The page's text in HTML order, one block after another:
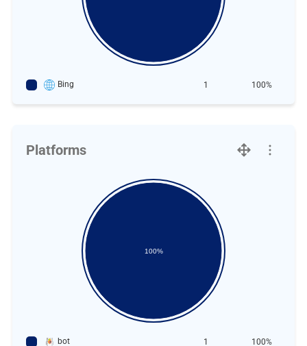
Bing 1 100%
Platforms
100%
bot 1 100%